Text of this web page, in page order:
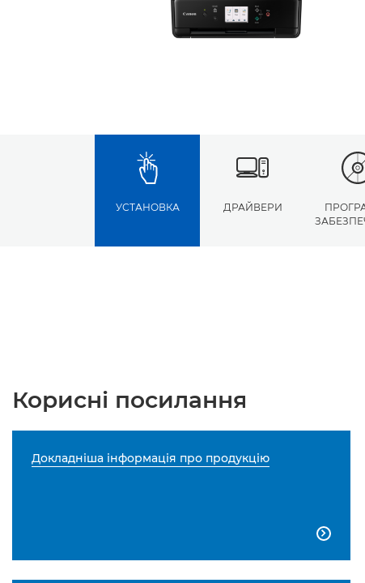
УСТАНОВКА ДРАЙВЕРИ
Корисні посилання
Докладніша інформація про продукцію
